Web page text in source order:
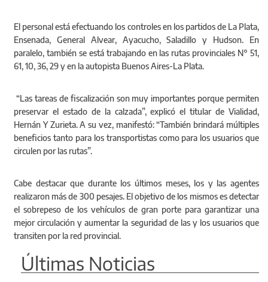
El personal está efectuando los controles en los partidos de La Plata,
Ensenada, General Alvear, Ayacucho, Saladillo y Hudson. En
paralelo, también se está trabajando en las rutas provinciales N° 51,
61, 10, 36, 29 y en la autopista Buenos Aires-La Plata.
“Las tareas de fiscalización son muy importantes porque permiten
preservar el estado de la calzada”, explicó el titular de Vialidad,
Hernán Y Zurieta. A su vez, manifestó: “También brindará múltiples
beneficios tanto para los transportistas como para los usuarios que
circulen por las rutas”.
Cabe destacar que durante los últimos meses, los y las agentes
realizaron más de 300 pesajes. El objetivo de los mismos es detectar
el sobrepeso de los vehículos de gran porte para garantizar una
mejor circulación y aumentar la seguridad de las y los usuarios que
transiten por la red provincial.
Últimas Noticias